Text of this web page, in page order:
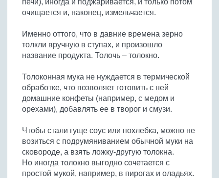
Бобовые
Крупы
печи), иногда и поджаривается, и только потом
очищается и, наконец, измельчается.
Именно оттого, что в давние времена зерно
толкли вручную в ступах, и произошло
название продукта. Толочь – толокно.
Толоконная мука не нуждается в термической
обработке, что позволяет готовить с ней
домашние конфеты (например, с медом и
орехами), добавлять ее в творог и смузи.
Чтобы стали гуще соус или похлебка, можно не
возиться с подрумяниванием обычной муки на
сковороде, а взять ложку-другую толокна.
Но иногда толокно выгодно сочетается с
простой мукой, например, в пирогах и оладьях.